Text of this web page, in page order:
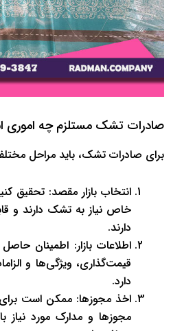
صادرات تشک مستلزم چه اموری
برای صادرات تشک، باید مراحل
انتخاب بازار مقصد: تحقیق
خاص نیاز به تشک دارند و
دارند.
اطلاعات بازار: اطمینان
قیمت‌گذاری، ویژگی‌ها و
دارد.
اخذ مجوزها: ممکن است
مجوزها و مدارک مورد نیاز